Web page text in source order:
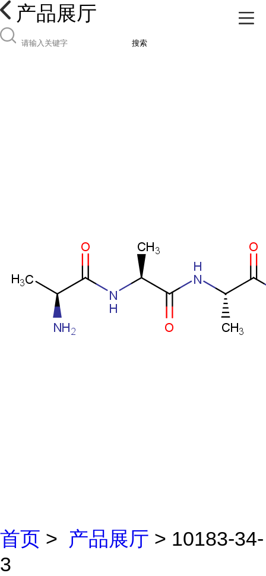
产品展厅
搜索
首页 > 产品展厅 > 10183-34-
3